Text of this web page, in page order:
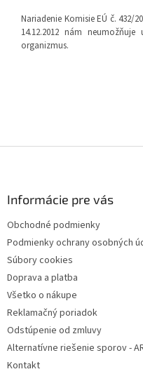
Nariadenie Komisie EÚ č. 432/
14.12.2012 nám
organizmus.
Informácie pre vás
Obchodné podmienky
Podmienky ochrany osobných
Súbory cookies
Doprava a platba
Všetko o nákupe
Reklamačný poriadok
Odstúpenie od zmluvy
Alternatívne riešenie sporov -
Kontakt